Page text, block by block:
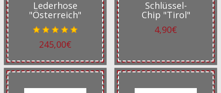
Lederhose
"Österreich"
245,00€
Schlüssel-
Chip "Tirol"
4,90€